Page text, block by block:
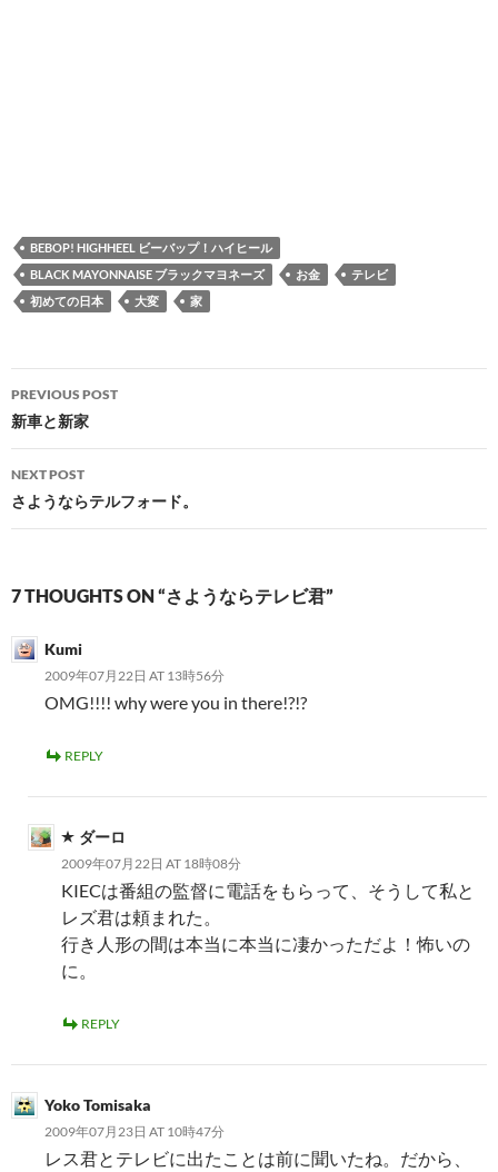
BEBOP! HIGHHEEL ビーバップ！ハイヒール
BLACK MAYONNAISE ブラックマヨネーズ
お金
テレビ
初めての日本
大変 家
Post
navigation
PREVIOUS POST
新車と新家
NEXT POST
さようならテルフォード。
7 THOUGHTS ON “さようならテレビ君”
Kumi
2009年07月22日 AT 13時56分
OMG!!!! why were you in there!?!?
REPLY
ダーロ
2009年07月22日 AT 18時08分
KIECは番組の監督に電話をもらって、そうして私と
レズ君は頼まれた。
行き人形の間は本当に本当に凄かっただよ！怖いの
に。
REPLY
Yoko Tomisaka
2009年07月23日 AT 10時47分
レス君とテレビに出たことは前に聞いたね。だから、